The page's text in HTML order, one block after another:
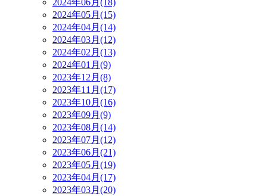
2024年06月(18)
2024年05月(15)
2024年04月(14)
2024年03月(12)
2024年02月(13)
2024年01月(9)
2023年12月(8)
2023年11月(17)
2023年10月(16)
2023年09月(9)
2023年08月(14)
2023年07月(12)
2023年06月(21)
2023年05月(19)
2023年04月(17)
2023年03月(20)